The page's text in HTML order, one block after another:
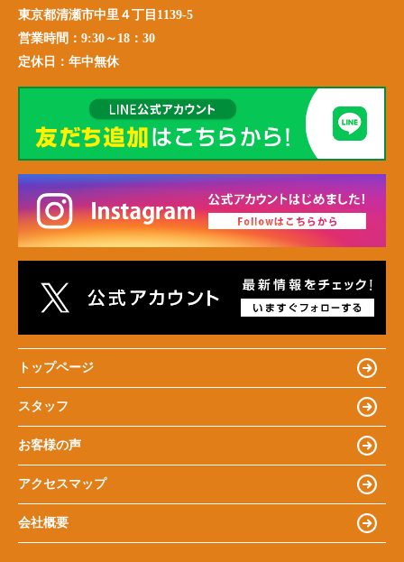
東京都清瀬市中里４丁目1139-5
営業時間： 9:30～18：30
定休日： 年中無休
トップページ
スタッフ
お客様の声
アクセスマップ
会社概要